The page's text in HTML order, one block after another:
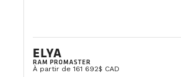
ELYA
RAM PROMASTER
À partir de 161 692$ CAD